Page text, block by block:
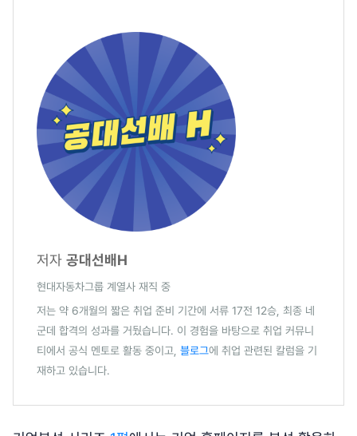
저자 공대선배H
현대자동차그룹 계열사 재직 중
저는 약 6개월의 짧은 취업 준비 기간에 서류 17전 12승, 최종 네
군데 합격의 성과를 거뒀습니다. 이 경험을 바탕으로 취업 커뮤니
티에서 공식 멘토로 활동 중이고, 블로그에 취업 관련된 칼럼을 기
재하고 있습니다.